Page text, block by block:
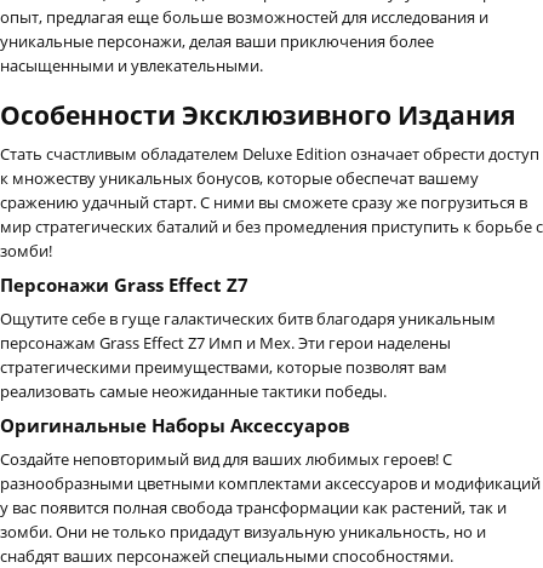
опыт, предлагая еще больше возможностей для исследования и
уникальные персонажи, делая ваши приключения более
насыщенными и увлекательными.
Особенности Эксклюзивного Издания
Стать счастливым обладателем Deluxe Edition означает обрести доступ
к множеству уникальных бонусов, которые обеспечат вашему
сражению удачный старт. С ними вы сможете сразу же погрузиться в
мир стратегических баталий и без промедления приступить к борьбе с
зомби!
Персонажи Grass Effect Z7
Ощутите себе в гуще галактических битв благодаря уникальным
персонажам Grass Effect Z7 Имп и Мех. Эти герои наделены
стратегическими преимуществами, которые позволят вам
реализовать самые неожиданные тактики победы.
Оригинальные Наборы Аксессуаров
Создайте неповторимый вид для ваших любимых героев! С
разнообразными цветными комплектами аксессуаров и модификаций
у вас появится полная свобода трансформации как растений, так и
зомби. Они не только придадут визуальную уникальность, но и
снабдят ваших персонажей специальными способностями.